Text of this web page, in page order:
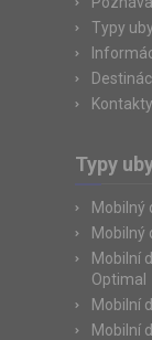
Typy
Kontakty
Typy
Mobilný
Mobilný
Mobilní
Optimal
Mobilní
Mobilní